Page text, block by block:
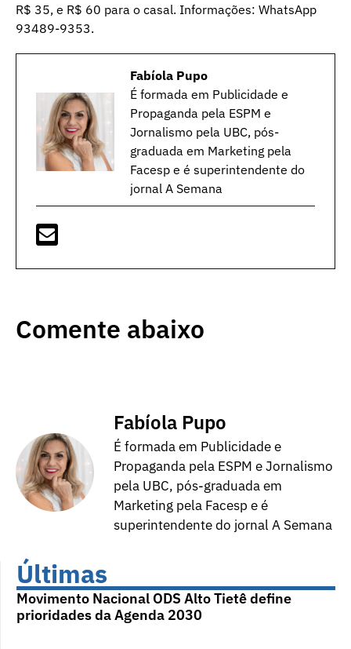
R$ 35, e R$ 60 para o casal. Informações: WhatsApp
93489-9353.
Fabíola Pupo
É formada em Publicidade e
Propaganda pela ESPM e
Jornalismo pela UBC, pós-
graduada em Marketing pela
Facesp e é superintendente do
jornal A Semana
Comente abaixo
Fabíola Pupo
É formada em Publicidade e
Propaganda pela ESPM e Jornalismo
pela UBC, pós-graduada em
Marketing pela Facesp e é
superintendente do jornal A Semana
Últimas
Movimento Nacional ODS Alto Tietê define
prioridades da Agenda 2030